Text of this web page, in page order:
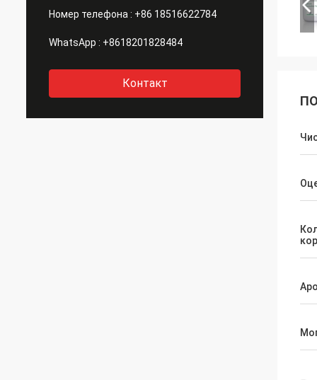
Номер телефона : +86 18516622784
WhatsApp : +8618201828484
Контакт